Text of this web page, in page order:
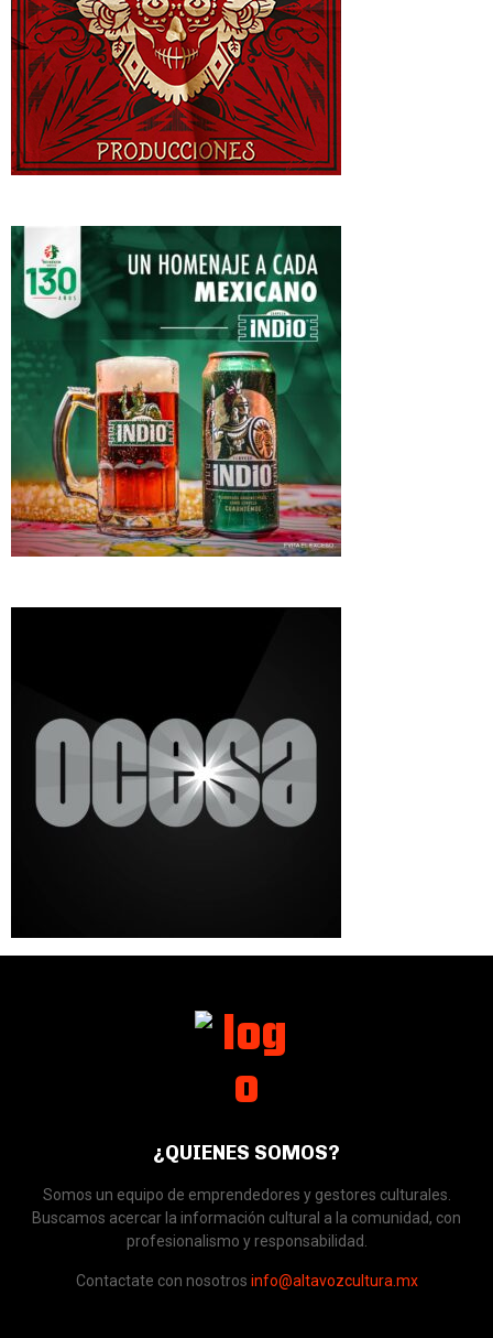
¿QUIENES SOMOS?
Somos un equipo de emprendedores y gestores culturales.
Buscamos acercar la información cultural a la comunidad, con
profesionalismo y responsabilidad.
Contactate con nosotros info@altavozcultura.mx